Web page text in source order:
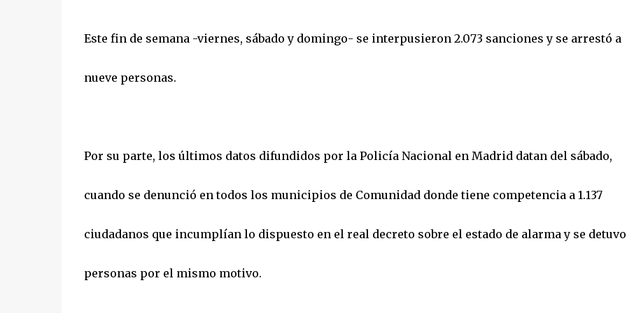
Este fin de semana -viernes, sábado y domingo- se interpusieron 2.073 sanciones y se arrestó a
nueve personas.
Por su parte, los últimos datos difundidos por la Policía Nacional en Madrid datan del sábado,
cuando se denunció en todos los municipios de Comunidad donde tiene competencia a 1.137
ciudadanos que incumplían lo dispuesto en el real decreto sobre el estado de alarma y se detuvo
personas por el mismo motivo.